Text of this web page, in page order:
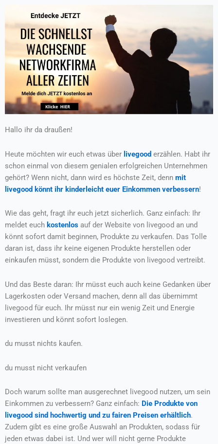
Hallo ihr da draußen!
Heute möchten wir euch etwas über livegood erzählen. Habt ihr
schon einmal von diesem genialen erfolgreichen Unternehmen
gehört? Wenn nicht, dann wird es höchste Zeit, denn mit
livegood könnt ihr kinderleicht euer Einkommen verbessern!
Wie das geht, fragt ihr euch jetzt sicherlich. Ganz einfach: Ihr
meldet euch kostenlos auf der Website von livegood an und
könnt sofort damit beginnen, Produkte zu verkaufen. Das Tolle
daran ist, dass ihr keine eigenen Produkte herstellen oder
einkaufen müsst, sondern die Produkte von livegood vertreibt.
Und das Beste daran: Ihr müsst euch auch keine Gedanken über
Lagerkosten oder Versand machen, denn all das übernimmt
livegood für euch. Ihr müsst nur ein wenig Zeit und Energie
investieren und könnt sofort loslegen.
du musst nichts kaufen.
du musst nicht verkaufen
Doch warum sollte man ausgerechnet livegood nutzen, um sein
Einkommen zu verbessern? Ganz einfach: Die Produkte von
livegood sind hochwertig und zu fairen Preisen erhältlich.
Zudem gibt es eine große Auswahl an Produkten, sodass für
jeden etwas dabei ist. Und wer will nicht gerne Produkte